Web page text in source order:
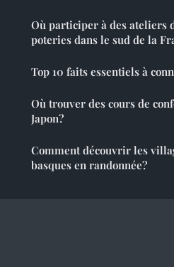
Où participer à des ateliers
poteries dans le sud de la
Top 10 faits essentiels à
Où trouver des cours de
Japon?
Comment découvrir les
basques en randonnée?